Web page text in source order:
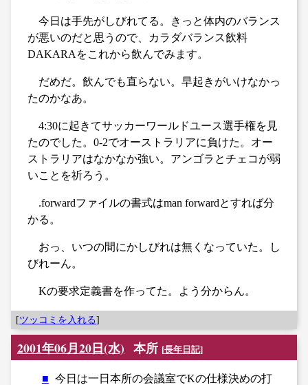
今日は手先がしびれてる。きっと体内のバランス
が悪いのだと思うので、カラダバランス飲料
DAKARAをこれから飲んでみます。
だめだ。飲んでも直らない。早起きがいけなかっ
たのかなあ。
4:30に起きてサッカーワールドユース選手権を見
たのでした。0-2でオーストラリアに負けた。オー
ストラリアはなかなか強い。アンゴラとチェコが弱
いことを祈ろう。
.forwardファイルの書式はman forwardとすれば分
かる。
おっ、いつの間にかしびれは無くなっていた。し
びれーん。
Kの要求定義書を作ってた。よう分からん。
[ツッコミを入れる]
2001年06月20日(水) 本所 [長年日記]
■ 今日は一日本所の会議室でKの仕様決めの打